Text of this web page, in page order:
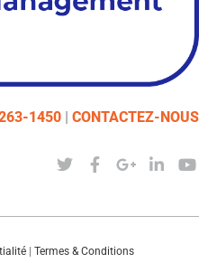
1450 | CONTACTEZ-NOUS
| Termes & Conditions